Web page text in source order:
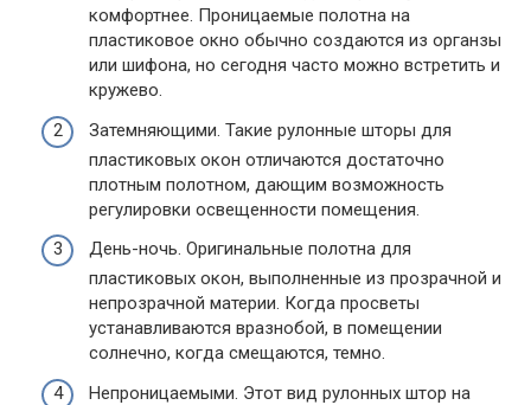
комфортнее. Проницаемые полотна на
пластиковое окно обычно создаются из органзы
или шифона, но сегодня часто можно встретить и
кружево.
Затемняющими. Такие рулонные шторы для
пластиковых окон отличаются достаточно
плотным полотном, дающим возможность
регулировки освещенности помещения.
День-ночь. Оригинальные полотна для
пластиковых окон, выполненные из прозрачной и
непрозрачной материи. Когда просветы
устанавливаются вразнобой, в помещении
солнечно, когда смещаются, темно.
Непроницаемыми. Этот вид рулонных штор на